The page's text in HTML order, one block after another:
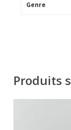
Genre
Produits